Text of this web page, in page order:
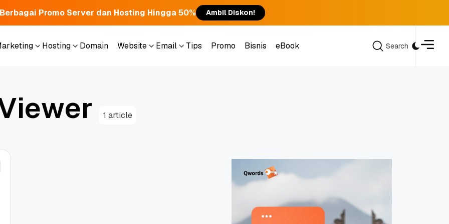
Promo Server dan Hosting Hingga 50% Ambil Diskon!
Hosting
Domain
Website
Email
Tips
Promo
Bisnis
eBook
Search
iewer 1 article